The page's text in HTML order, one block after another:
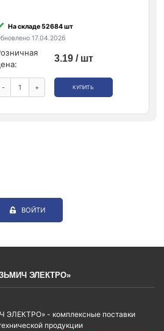
На складе 52684 шт
17.04.2026
3.19 / шт
- + КУПИТЬ
ВОЙТИ
ЭЛЕКТРО»
ЭЛЕКТРО» - комплексные поставки
продукции